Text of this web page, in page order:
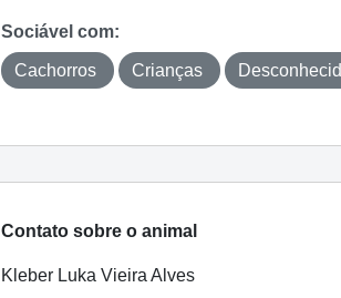
Sociável com:
Cachorros Crianças
Contato sobre o animal
Kleber Luka Vieira Alves